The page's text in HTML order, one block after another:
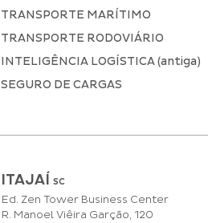
TRANSPORTE MARÍTIMO
TRANSPORTE RODOVIÁRIO
INTELIGÊNCIA LOGÍSTICA (antiga)
SEGURO DE CARGAS
ITAJAÍ SC
Ed. Zen Tower Business Center
R. Manoel Viêira Garção, 120